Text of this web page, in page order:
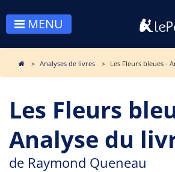
MENU
Analyses de livres Les Fleurs bleues -
Les Fleurs
Analyse du
de Raymond Queneau